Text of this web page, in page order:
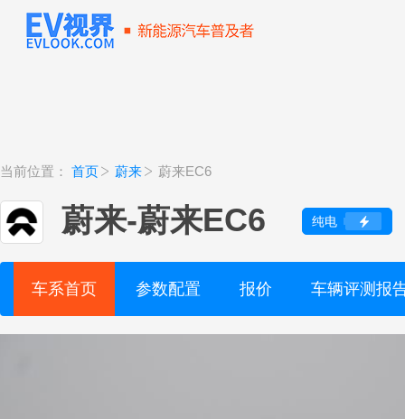
当前位置： 首页 蔚来 蔚来EC6
蔚来-蔚来EC6 纯电
车系首页 参数配置 报价 车辆评测报